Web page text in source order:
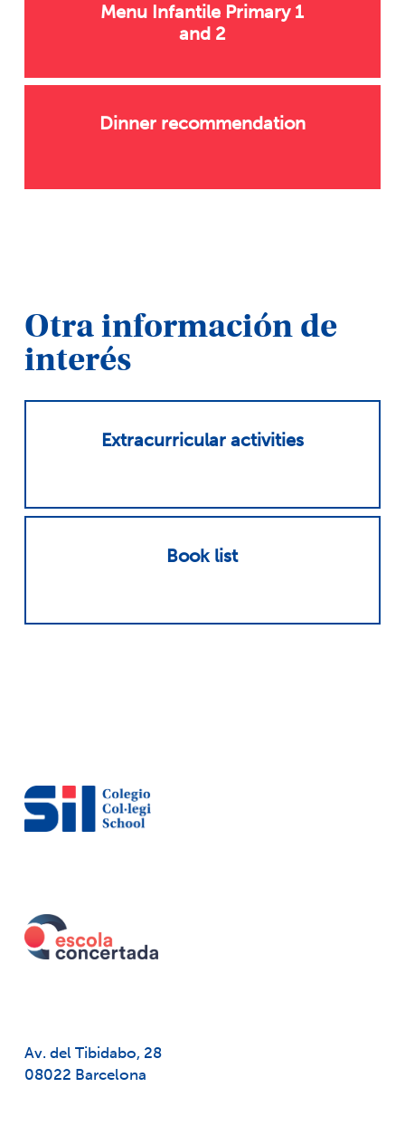
Menu Infantile Primary 1
and 2
Dinner recommendation
Otra información de
interés
Extracurricular activities
Book list
Av. del Tibidabo, 28
08022 Barcelona